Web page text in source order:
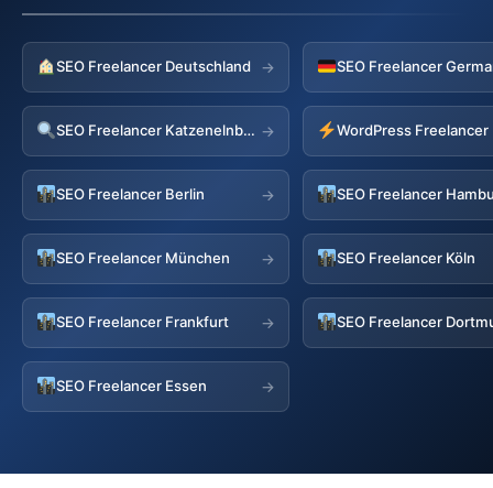
SEO Freelancer Deutschland →
SEO Freelancer Katzenelnbogen →
SEO Freelancer Berlin → SEO Freelancer
SEO Freelancer München → SEO Freelancer Köln
SEO Freelancer Frankfurt → SEO Freelancer
SEO Freelancer Essen →